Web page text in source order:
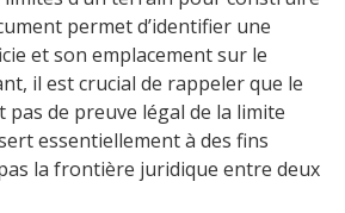
permet d’identifier une
et son emplacement sur le
il est crucial de rappeler que le
de preuve légal de la limite
essentiellement à des fins
la frontière juridique entre deux